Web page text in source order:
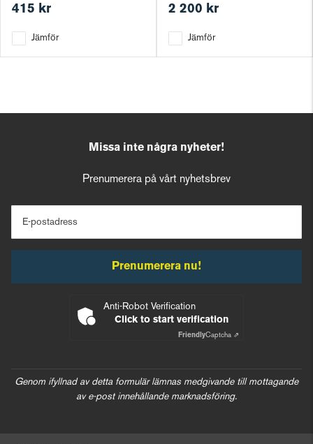
415 kr
Jämför
2 200 kr
Jämför
Missa inte några nyheter!
Prenumerera på vårt nyhetsbrev
E-postadress
Prenumerera nu!
Anti-Robot Verification
Click to start verification
FriendlyCaptcha ⇗
Genom ifyllnad av detta formulär lämnas medgivande till mottagande
av e-post innehållande marknadsföring.